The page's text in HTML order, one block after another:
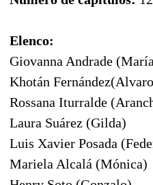
Elenco:
Giovanna Andrade
Khotán
Rossana Iturralde
Laura Suárez (Gilda)
Luis Xavier Posada
Mariela Alcalá (Mónica)